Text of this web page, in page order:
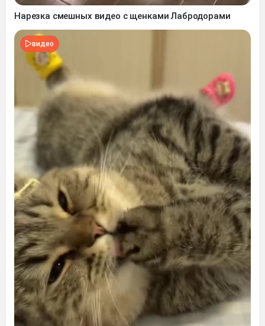
Нарезка смешных видео с щенками Лабродорами
видео